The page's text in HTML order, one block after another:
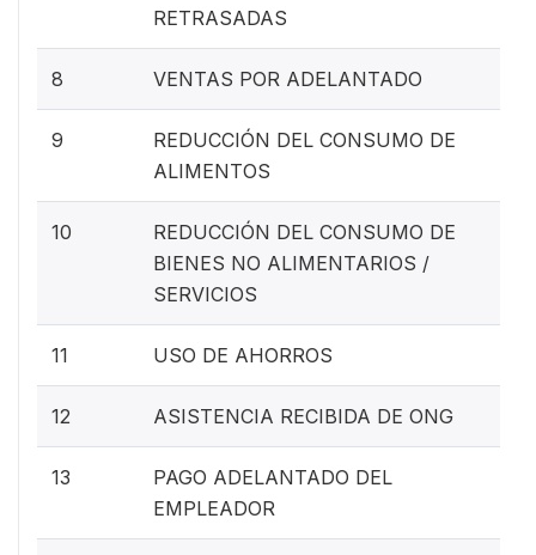
RETRASADAS
8 VENTAS POR ADELANTADO
9
REDUCCIÓN DEL CONSUMO DE
ALIMENTOS
10
REDUCCIÓN DEL CONSUMO DE
BIENES NO ALIMENTARIOS /
SERVICIOS
11 USO DE AHORROS
12 ASISTENCIA RECIBIDA DE ONG
13
PAGO ADELANTADO DEL
EMPLEADOR